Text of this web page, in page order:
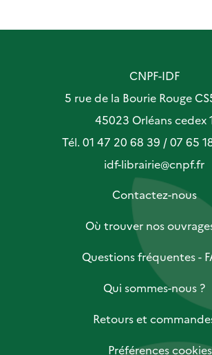
CNPF-IDF
5 rue de la Bourie Rouge
45023 Orléans cedex
Tél. 01 47 20 68 39 / 07 65
idf-librairie@cnpf.fr
Contactez-nous
Où trouver nos
Questions fréquentes -
Qui sommes-nous ?
Retours et
Préférences cookies